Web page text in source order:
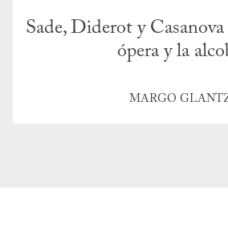
Sade, Diderot y Casanova
ópera y la
MARGO